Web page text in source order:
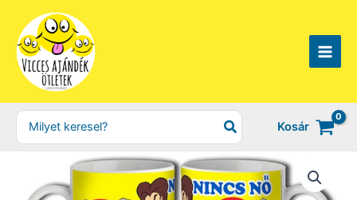
content
Search
for:
Kosár